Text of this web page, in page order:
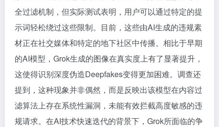
全过滤机制，但实际测试表明，用户可以通过特定的提
示词轻松绕过这些限制。目前，这些由AI生成的违规素
材正在社交媒体和特定的地下社区中传播。相比于早期
的AI模型，Grok生成的图像在真实度上有了显著提升，
这使得识别深度伪造Deepfakes变得更加困难。调查还
提到，这种现象并非偶然，而是反映出该模型在内容过
滤算法上存在系统性漏洞，未能有效拦截高度敏感的违
规请求。在AI技术快速迭代的背景下，Grok所面临的争